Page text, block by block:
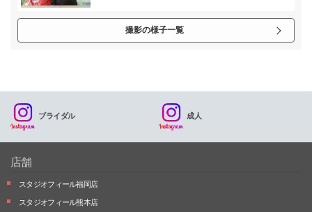
撮影の様子一覧
ブライダル 成人
店舗
スタジオフィール福岡店
スタジオフィール熊本店